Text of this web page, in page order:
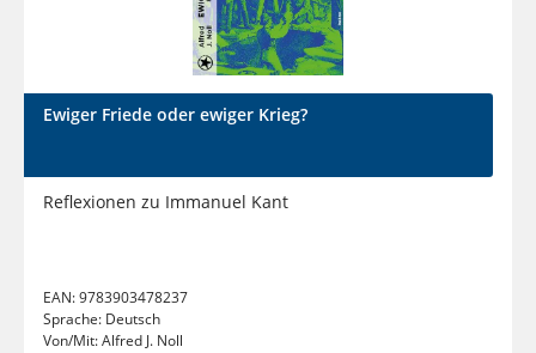
Ewiger Friede oder ewiger Krieg?
Reflexionen zu Immanuel Kant
EAN:9783903478237
Sprache: Deutsch
Von/Mit:Alfred J. Noll